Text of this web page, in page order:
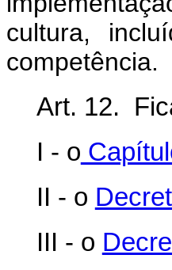
cultura,
competência.
Art. 12.
I - o
II - o
III - o